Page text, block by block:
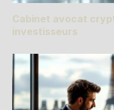
Cabinet avocat
investisseurs